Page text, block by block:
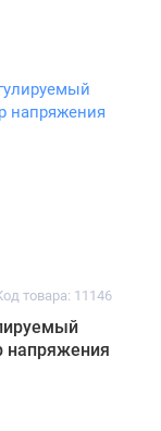
товара: 11146
напряжения